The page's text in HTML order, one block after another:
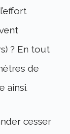
? En tout
de
ainsi.
cesser